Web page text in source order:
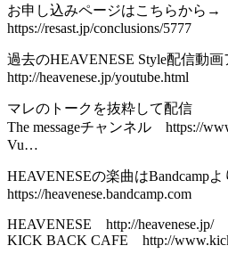
お申し込みページはこちらから→
https://resast.jp/conclusions/5777​
過去のHEAVENESE Style配信動
http://heavenese.jp/youtube.html​
マレのトークを抜粋して配信
The messageチャンネル https://
Vu…​
HEAVENESEの楽曲はBandcamp
https://heavenese.bandcamp.com​
HEAVENESE http://heavenese.jp/​
KICK BACK CAFE http://